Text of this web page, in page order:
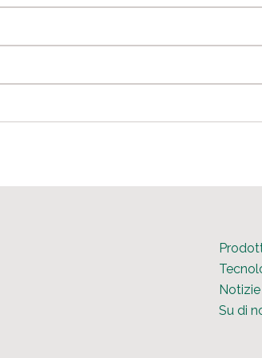
Notizie
Su di